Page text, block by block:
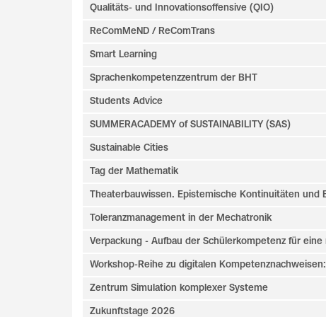
Qualitäts- und Innovationsoffensive (QIO)
ReComMeND / ReComTrans
Smart Learning
Sprachenkompetenzzentrum der BHT
Students Advice
SUMMERACADEMY of SUSTAINABILITY (SAS)
Sustainable Cities
Tag der Mathematik
Theaterbauwissen. Epistemische Kontinuitäten und
Toleranzmanagement in der Mechatronik
Verpackung - Aufbau der Schülerkompetenz für eine
Workshop-Reihe zu digitalen
Zentrum Simulation komplexer Systeme
Zukunftstage 2026